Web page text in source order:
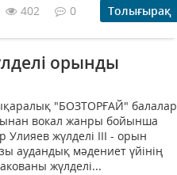
402 0 Толығырақ
орынды
"БОЗТОРҒАЙ" балалар
вокал жанры бойынша
жүлделі ІІІ - орын
аудандық мәдениет үйінің
жүлделі...